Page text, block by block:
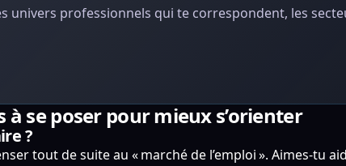
univers professionnels qui te correspondent, les
à se poser pour mieux s’orienter
?
tout de suite au « marché de l’emploi ». Aimes-tu